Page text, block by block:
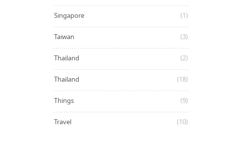
Singapore (1)
Taiwan (3)
Thailand (2)
Thailand (18)
Things (9)
Travel (10)